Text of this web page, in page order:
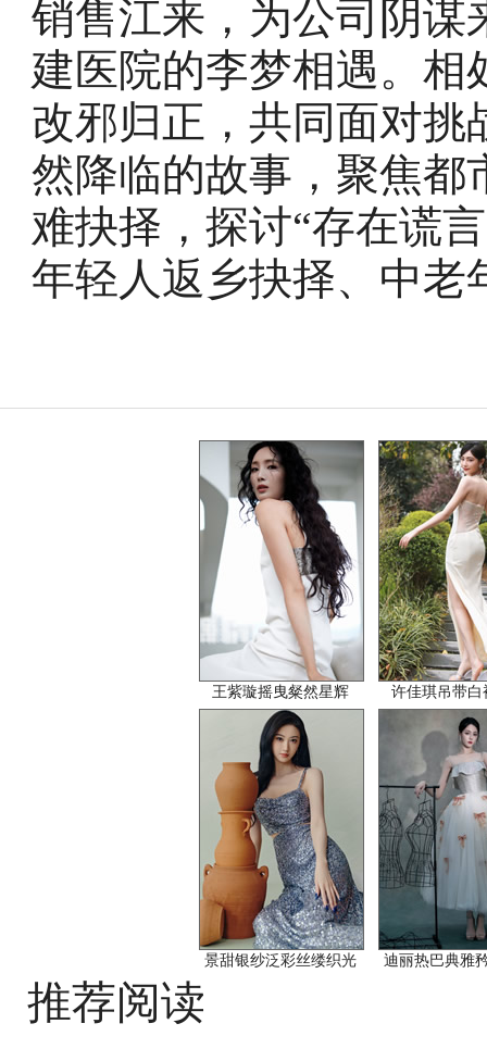
销售江来，为公司阴谋
建医院的李梦相遇。相
改邪归正，共同面对挑
然降临的故事，聚焦都
难抉择，探讨“存在谎
年轻人返乡抉择、中老
王紫璇摇曳粲然星辉 许佳琪吊带白
景甜银纱泛彩丝缕织光 迪丽热巴典雅
推荐阅读